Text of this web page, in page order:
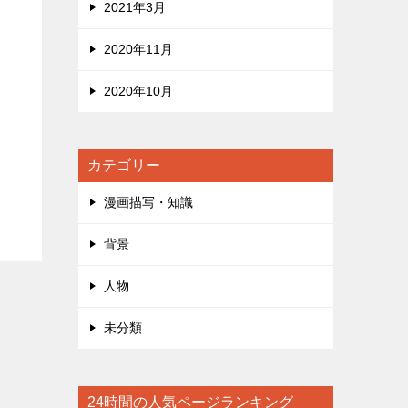
2021年3月
2020年11月
2020年10月
カテゴリー
漫画描写・知識
背景
人物
未分類
24時間の人気ページランキング